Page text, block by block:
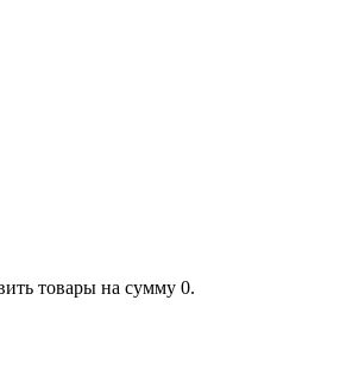
товары на сумму 0.